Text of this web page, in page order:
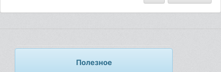
Полезное